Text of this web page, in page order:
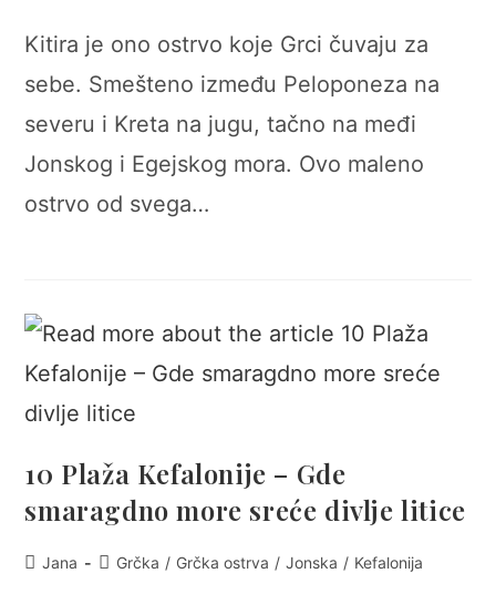
Kitira je ono ostrvo koje Grci čuvaju za
sebe. Smešteno između Peloponeza na
severu i Kreta na jugu, tačno na međi
Jonskog i Egejskog mora. Ovo maleno
ostrvo od svega…
10 Plaža Kefalonije – Gde
smaragdno more sreće divlje litice
PostJana
PostGrčka / Grčka ostrva / Jonska / Kefalonija